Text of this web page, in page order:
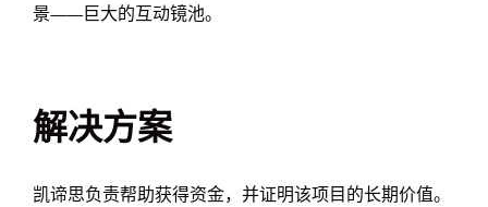
景——巨大的互动镜池。
解决方案
凯谛思负责帮助获得资金，并证明该项目的长期价值。